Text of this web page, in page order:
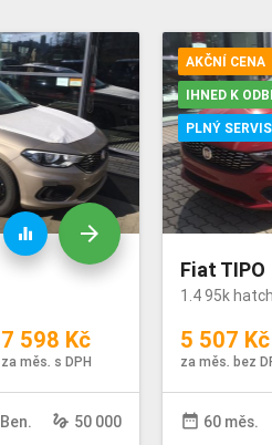
7 598 Kč
za měs. s DPH
Ben. gesture 50 000
arrow_forward
equalizer
Fiat TIPO
1.4 95k
5 507 Kč
za měs. bez
date_range 60 měs.
AKČNÍ CENA
IHNED K
PLNÝ SERVIS